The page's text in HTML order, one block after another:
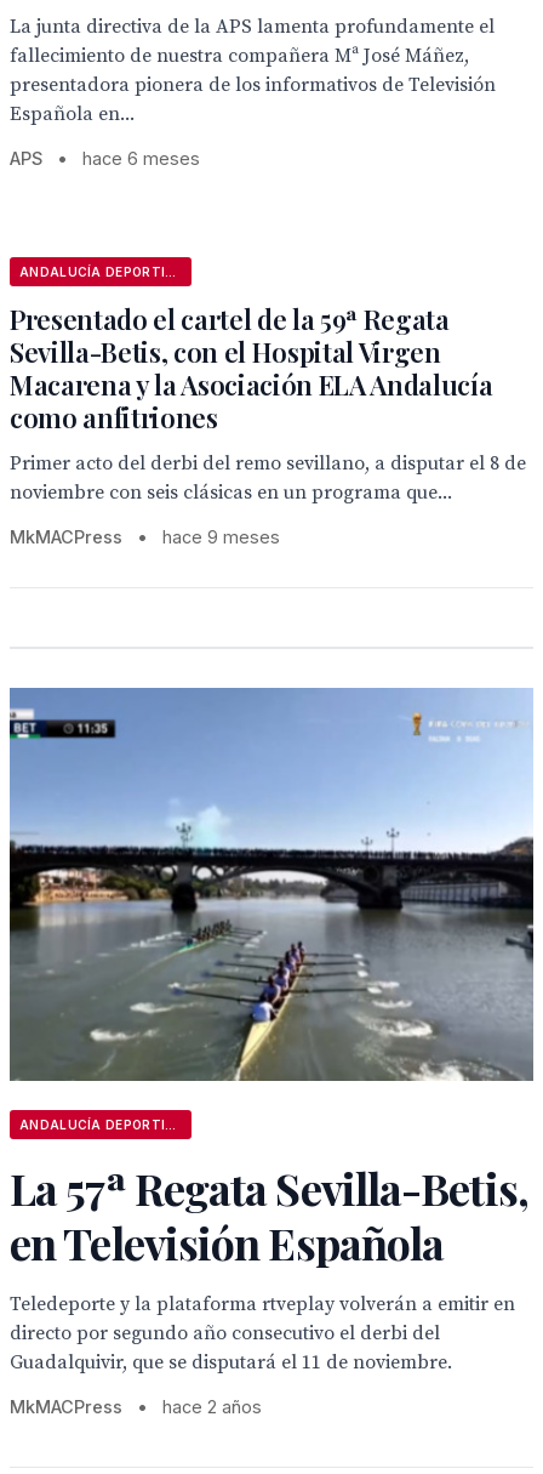
La junta directiva de la APS lamenta profundamente el
fallecimiento de nuestra compañera Mª José Máñez,
presentadora pionera de los informativos de Televisión
Española en...
APS • hace 6 meses
Presentado el cartel de la 59ª Regata
Sevilla-Betis, con el Hospital Virgen
Macarena y la Asociación ELA Andalucía
como anfitriones
Primer acto del derbi del remo sevillano, a disputar el 8 de
noviembre con seis clásicas en un programa que...
MkMACPress • hace 9 meses
La 57ª Regata Sevilla-Betis,
en Televisión Española
Teledeporte y la plataforma rtveplay volverán a emitir en
directo por segundo año consecutivo el derbi del
Guadalquivir, que se disputará el 11 de noviembre.
MkMACPress • hace 2 años